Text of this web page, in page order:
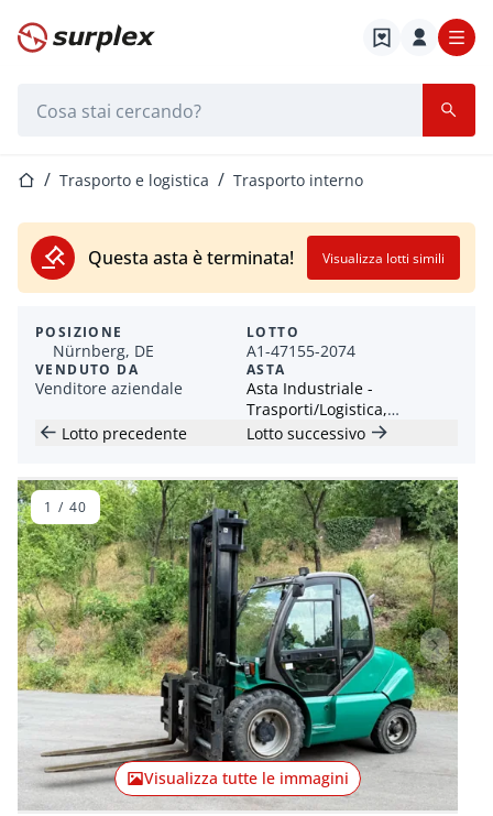
Home
Home Trasporto e logistica Trasporto interno
Questa asta è terminata! Visualizza lotti simili
POSIZIONE
Nürnberg, DE
VENDUTO DA
Venditore aziendale
LOTTO
A1-47155-2074
ASTA
Asta Industriale -
Trasporti/Logistica,
Macchinari Industriali e
Lotto precedente Lotto successivo
Articolo precedente Articolo
Visualizza tutte le immagini
1 / 40